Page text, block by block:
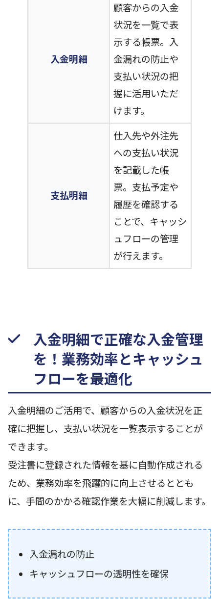
入金明細
顧客からの入金
状況を一覧で表
示する帳票。入
金漏れの防止や
支払い状況の把
握に活用いただ
けます。
支払明細
仕入先や外注先
への支払い状況
を記載した帳
票。支払予定や
履歴を確認する
ことで、キャッシ
ュフローの管理
が行えます。
入金明細で正確な入金管理
を！業務効率とキャッシュ
フローを最適化
入金明細のご活用で、顧客からの入金状況を正
確に把握し、支払い状況を一覧表示することが
できます。
受注書に登録された情報を基に自動作成される
ため、業務効率を飛躍的に向上させるととも
に、手間のかかる確認作業を大幅に削減します。
入金漏れの防止
キャッシュフローの透明性を確保